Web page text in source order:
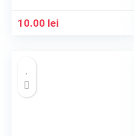
10.00 lei